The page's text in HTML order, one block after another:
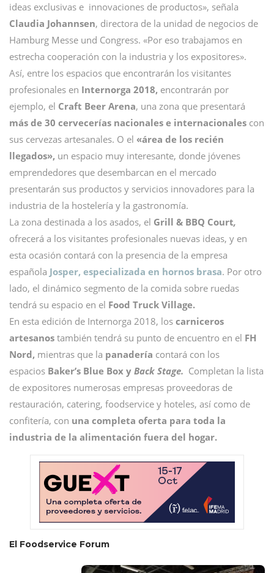
ideas exclusivas e innovaciones de productos», señala
Claudia Johannsen, directora de la unidad de negocios de
Hamburg Messe und Congress. «Por eso trabajamos en
estrecha cooperación con la industria y los expositores».
Así, entre los espacios que encontrarán los visitantes
profesionales en Internorga 2018, encontrarán por
ejemplo, el Craft Beer Arena, una zona que presentará
más de 30 cervecerías nacionales e internacionales con
sus cervezas artesanales. O el «área de los recién
llegados», un espacio muy interesante, donde jóvenes
emprendedores que desembarcan en el mercado
presentarán sus productos y servicios innovadores para la
industria de la hostelería y la gastronomía.
La zona destinada a los asados, el Grill & BBQ Court,
ofrecerá a los visitantes profesionales nuevas ideas, y en
esta ocasión contará con la presencia de la empresa
española Josper, especializada en hornos brasa. Por otro
lado, el dinámico segmento de la comida sobre ruedas
tendrá su espacio en el Food Truck Village.
En esta edición de Internorga 2018, los carniceros
artesanos también tendrá su punto de encuentro en el FH
Nord, mientras que la panadería contará con los
espacios Baker’s Blue Box y Back Stage. Completan la lista
de expositores numerosas empresas proveedoras de
restauración, catering, foodservice y hoteles, así como de
confitería, con una completa oferta para toda la
industria de la alimentación fuera del hogar.
El Foodservice Forum